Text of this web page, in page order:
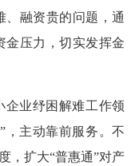
、融资贵的问题，通
金压力，切实发挥金
企业纾困解难工作领
，主动靠前服务。不
，扩大“普惠通”对产